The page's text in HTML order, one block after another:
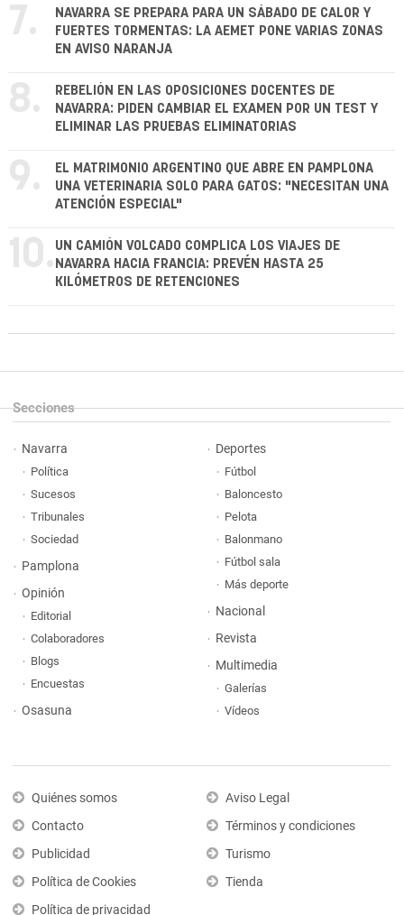
7.
NAVARRA SE PREPARA PARA UN SÁBADO DE CALOR Y
FUERTES TORMENTAS: LA AEMET PONE VARIAS ZONAS
EN AVISO NARANJA
8.
REBELIÓN EN LAS OPOSICIONES DOCENTES DE
NAVARRA: PIDEN CAMBIAR EL EXAMEN POR UN TEST Y
ELIMINAR LAS PRUEBAS ELIMINATORIAS
9.
EL MATRIMONIO ARGENTINO QUE ABRE EN PAMPLONA
UNA VETERINARIA SOLO PARA GATOS: "NECESITAN UNA
ATENCIÓN ESPECIAL"
10. UN CAMIÓN VOLCADO COMPLICA LOS VIAJES DE
NAVARRA HACIA FRANCIA: PREVÉN HASTA 25
KILÓMETROS DE RETENCIONES
Secciones
Navarra
Política
Sucesos
Tribunales
Sociedad
Pamplona
Opinión
Editorial
Colaboradores
Blogs
Encuestas
Osasuna
Deportes
Fútbol
Baloncesto
Pelota
Balonmano
Fútbol sala
Más deporte
Nacional
Revista
Multimedia
Galerías
Vídeos
Quiénes somos
Contacto
Publicidad
Política de Cookies
Política de privacidad
Aviso Legal
Términos y condiciones
Turismo
Tienda